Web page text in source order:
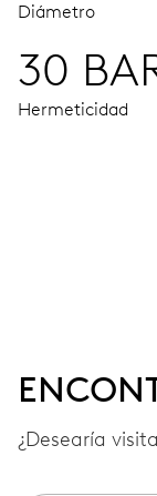
Diámetro
30
Hermeticidad
Reserva de
CALIBRE
¿Desearía